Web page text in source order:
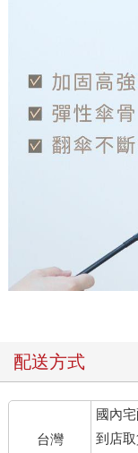
配送方式
台灣
國內
到店取